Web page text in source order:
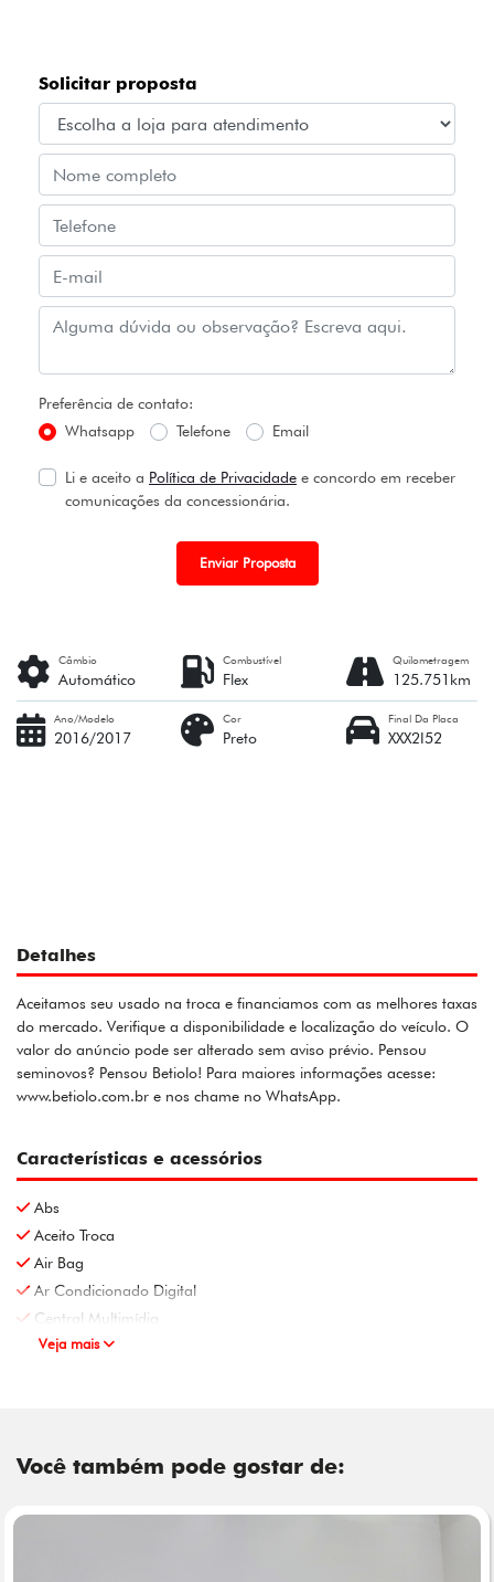
Solicitar proposta
Preferência de contato:
Whatsapp
Telefone Email
Li e aceito a Política de Privacidade e concordo em receber
comunicações da concessionária.
Enviar Proposta
Câmbio
Automático
Combustível
Flex
Quilometragem
125.751km
Ano/Modelo
2016/2017
Cor
Preto
Final Da Placa
XXX2I52
Detalhes
Aceitamos seu usado na troca e financiamos com as melhores taxas
do mercado. Verifique a disponibilidade e localização do veículo. O
valor do anúncio pode ser alterado sem aviso prévio. Pensou
seminovos? Pensou Betiolo! Para maiores informações acesse:
www.betiolo.com.br e nos chame no WhatsApp.
Características e acessórios
Abs
Aceito Troca
Air Bag
Ar Condicionado Digital
Central Multimídia
Veja mais
Você também pode gostar de: